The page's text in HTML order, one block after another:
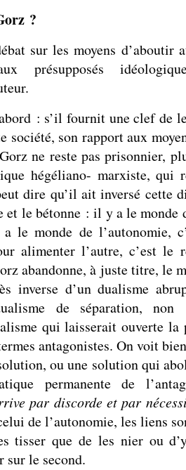
?
sur les moyens d’aboutir
présupposés
: s’il fournit une clef de
société, son rapport aux
ne reste pas prisonnier,
hégéliano- marxiste, qui
dire qu’il ait inversé cette
le bétonne : il y a le monde
le monde de l’autonomie,
alimenter l’autre, c’est le
abandonne, à juste titre, le
inverse d’un dualisme
de séparation,
qui laisserait ouverte la
antagonistes. On voit
ou une solution qui
permanente de
par discorde et par
de l’autonomie, les liens
tisser que de les nier ou
le second.